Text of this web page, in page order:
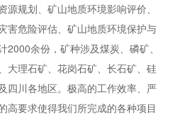
规划、矿山地质环境影响评价、
害危险评估、矿山地质环境保护与
余份，矿种涉及煤炭、磷矿、
大理石矿、花岗石矿、长石矿、硅
四川各地区。极高的工作效率、严
高要求使得我们所完成的各种项目